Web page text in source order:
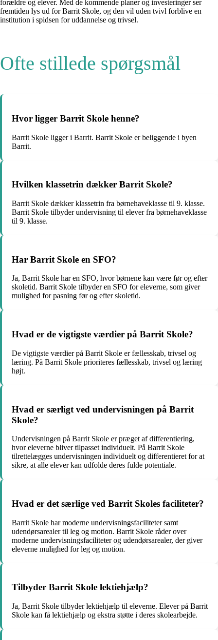
forældre og elever. Med de kommende planer og investeringer ser
fremtiden lys ud for Barrit Skole, og den vil uden tvivl forblive en
institution i spidsen for uddannelse og trivsel.
Ofte stillede spørgsmål
Hvor ligger Barrit Skole henne?
Barrit Skole ligger i Barrit. Barrit Skole er beliggende i byen
Barrit.
Hvilken klassetrin dækker Barrit Skole?
Barrit Skole dækker klassetrin fra børnehaveklasse til 9. klasse.
Barrit Skole tilbyder undervisning til elever fra børnehaveklasse
til 9. klasse.
Har Barrit Skole en SFO?
Ja, Barrit Skole har en SFO, hvor børnene kan være før og efter
skoletid. Barrit Skole tilbyder en SFO for eleverne, som giver
mulighed for pasning før og efter skoletid.
Hvad er de vigtigste værdier på Barrit Skole?
De vigtigste værdier på Barrit Skole er fællesskab, trivsel og
læring. På Barrit Skole prioriteres fællesskab, trivsel og læring
højt.
Hvad er særligt ved undervisningen på Barrit
Skole?
Undervisningen på Barrit Skole er præget af differentiering,
hvor eleverne bliver tilpasset individuelt. På Barrit Skole
tilrettelægges undervisningen individuelt og differentieret for at
sikre, at alle elever kan udfolde deres fulde potentiale.
Hvad er det særlige ved Barrit Skoles faciliteter?
Barrit Skole har moderne undervisningsfaciliteter samt
udendørsarealer til leg og motion. Barrit Skole råder over
moderne undervisningsfaciliteter og udendørsarealer, der giver
eleverne mulighed for leg og motion.
Tilbyder Barrit Skole lektiehjælp?
Ja, Barrit Skole tilbyder lektiehjælp til eleverne. Elever på Barrit
Skole kan få lektiehjælp og ekstra støtte i deres skolearbejde.